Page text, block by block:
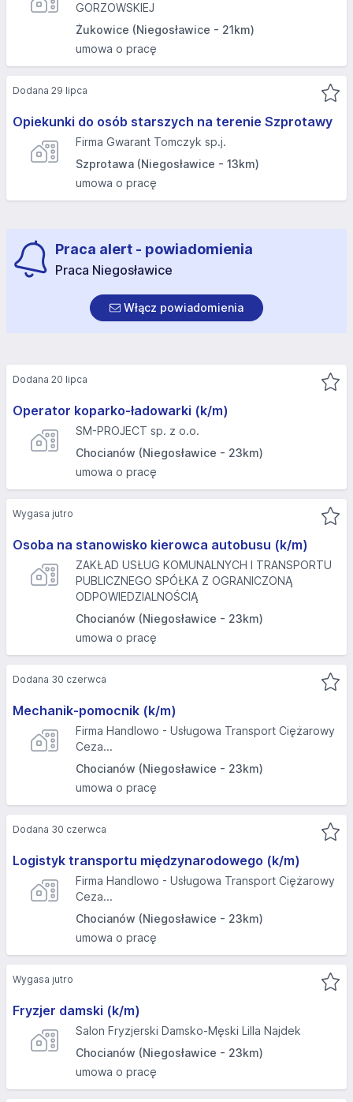
GORZOWSKIEJ
Żukowice (Niegosławice - 21km)
umowa o pracę
Opiekunki do osób starszych na terenie Szprotawy
Firma Gwarant Tomczyk sp.j.
Szprotawa (Niegosławice - 13km)
umowa o pracę
Dodana 29 lipca
Praca alert - powiadomienia
Praca Niegosławice
Włącz powiadomienia
Operator koparko-ładowarki (k/m)
SM-PROJECT sp. z o.o.
Chocianów (Niegosławice - 23km)
umowa o pracę
Dodana 20 lipca
Osoba na stanowisko kierowca autobusu (k/m)
ZAKŁAD USŁUG KOMUNALNYCH I TRANSPORTU
PUBLICZNEGO SPÓŁKA Z OGRANICZONĄ
ODPOWIEDZIALNOŚCIĄ
Chocianów (Niegosławice - 23km)
umowa o pracę
Wygasa jutro
Mechanik-pomocnik (k/m)
Firma Handlowo - Usługowa Transport Ciężarowy
Ceza...
Chocianów (Niegosławice - 23km)
umowa o pracę
Dodana 30 czerwca
Logistyk transportu międzynarodowego (k/m)
Firma Handlowo - Usługowa Transport Ciężarowy
Ceza...
Chocianów (Niegosławice - 23km)
umowa o pracę
Dodana 30 czerwca
Fryzjer damski (k/m)
Salon Fryzjerski Damsko-Męski Lilla Najdek
Chocianów (Niegosławice - 23km)
umowa o pracę
Wygasa jutro